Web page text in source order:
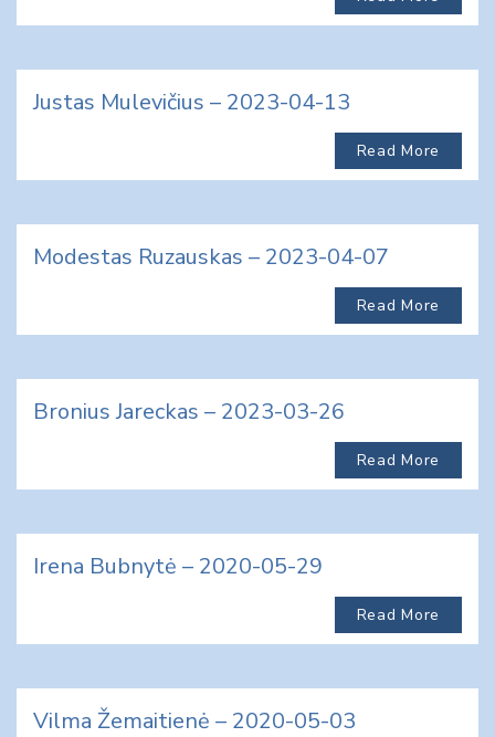
Justas Mulevičius – 2023-04-13
Read More
Modestas Ruzauskas – 2023-04-07
Read More
Bronius Jareckas – 2023-03-26
Read More
Irena Bubnytė – 2020-05-29
Read More
Vilma Žemaitienė – 2020-05-03